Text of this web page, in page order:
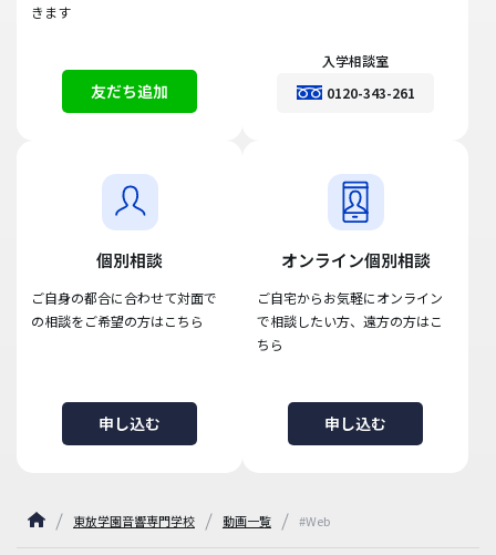
きます
友だち追加
入学相談室
0120-343-261
個別相談
ご自身の都合に合わせて対面で
の相談をご希望の方はこちら
申し込む
オンライン個別相談
ご自宅からお気軽にオンライン
で相談したい方、遠方の方はこ
ちら
申し込む
東放学園音響専門学校 動画一覧 #Web